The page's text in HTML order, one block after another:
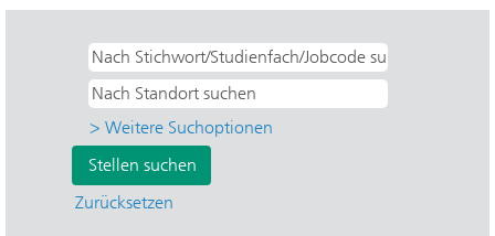
> Weitere Suchoptionen
Zurücksetzen